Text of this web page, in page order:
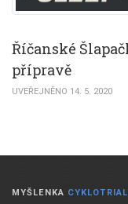
Říčanské
přípravě
UVEŘEJNĚNO 14. 5. 2020
MYŠLENKA